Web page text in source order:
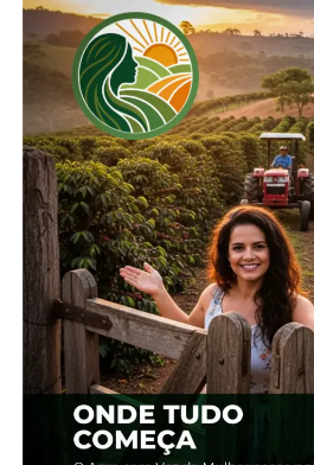
“Esperamos que venham com
consistentes, que valorizem o
respeitem o trabalho
apuração do custo de
fundamental para fortalecer
de Produção e garantir
quem está na ponta,
Texto e foto: Jorn. Luciana
Compartilhe isso:
Facebook